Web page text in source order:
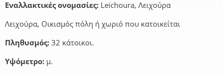
Εναλλακτικές ονομασίες: Leichoura, Λειχούρα
Λειχούρα, Οικισμός πόλη ή χωριό που κατοικείται
Πληθυσμός: 32 κάτοικοι.
Υψόμετρο: μ.